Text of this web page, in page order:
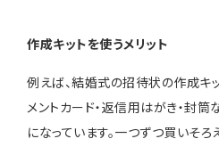
作成キットを使うメリット
例えば、結婚式の招待状の作成キ
メントカード・返信用はがき・封筒
になっています。一つずつ買いそ